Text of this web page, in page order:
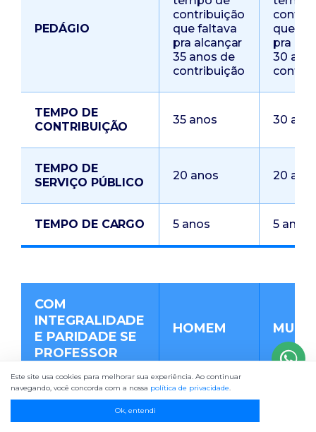
PEDÁGIO
contribuição
que faltava
pra alcançar
35 anos de
contribuição
que
pra
30
TEMPO DE
CONTRIBUIÇÃO
35 anos 30
TEMPO DE
SERVIÇO PÚBLICO
20 anos 20
TEMPO DE CARGO 5 anos 5 anos
COM
INTEGRALIDADE
E PARIDADE SE
PROFESSOR
HOMEM
DATA MÁXIMA DE
INGRESSO NO
SERVIÇO PÚBLICO
Este site usa cookies para melhorar sua experiência. Ao continuar
navegando, você concorda com a nossa política de privacidade.
Ok, entendi